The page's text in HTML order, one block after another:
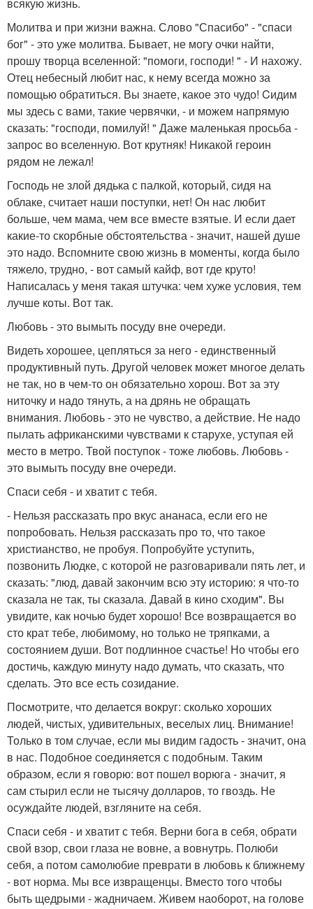
Молитва и при жизни важна. Слово "Спасибо" - "спаси
бог" - это уже молитва. Бывает, не могу очки найти,
прошу творца вселенной: "помоги, господи! " - И нахожу.
Отец небесный любит нас, к нему всегда можно за
помощью обратиться. Вы знаете, какое это чудо! Cидим
мы здесь с вами, такие червячки, - и можем напрямую
сказать: "господи, помилуй! " Даже маленькая просьба -
запрос во вселенную. Вот крутняк! Никакой героин
рядом не лежал!
Господь не злой дядька с палкой, который, сидя на
облаке, считает наши поступки, нет! Он нас любит
больше, чем мама, чем все вместе взятые. И если дает
какие-то скорбные обстоятельства - значит, нашей душе
это надо. Вспомните свою жизнь в моменты, когда было
тяжело, трудно, - вот самый кайф, вот где круто!
Написалась у меня такая штучка: чем хуже условия, тем
лучше коты. Вот так.
Любовь - это вымыть посуду вне очереди.
Видеть хорошее, цепляться за него - единственный
продуктивный путь. Другой человек может многое делать
не так, но в чем-то он обязательно хорош. Вот за эту
ниточку и надо тянуть, а на дрянь не обращать
внимания. Любовь - это не чувство, а действие. Не надо
пылать африканскими чувствами к старухе, уступая ей
место в метро. Твой поступок - тоже любовь. Любовь -
это вымыть посуду вне очереди.
Спаси себя - и хватит с тебя.
- Нельзя рассказать про вкус ананаса, если его не
попробовать. Нельзя рассказать про то, что такое
христианство, не пробуя. Попробуйте уступить,
позвонить Людке, с которой не разговаривали пять лет, и
сказать: "люд, давай закончим всю эту историю: я что-то
сказала не так, ты сказала. Давай в кино сходим". Вы
увидите, как ночью будет хорошо! Все возвращается во
сто крат тебе, любимому, но только не тряпками, а
состоянием души. Вот подлинное счастье! Но чтобы его
достичь, каждую минуту надо думать, что сказать, что
сделать. Это все есть созидание.
Посмотрите, что делается вокруг: сколько хороших
людей, чистых, удивительных, веселых лиц. Внимание!
Только в том случае, если мы видим гадость - значит, она
в нас. Подобное соединяется с подобным. Таким
образом, если я говорю: вот пошел ворюга - значит, я
сам стырил если не тысячу долларов, то гвоздь. Не
осуждайте людей, взгляните на себя.
Спаси себя - и хватит с тебя. Верни бога в себя, обрати
свой взор, свои глаза не вовне, а вовнутрь. Полюби
себя, а потом самолюбие преврати в любовь к ближнему
- вот норма. Мы все извращенцы. Вместо того чтобы
быть щедрыми - жадничаем. Живем наоборот, на голове